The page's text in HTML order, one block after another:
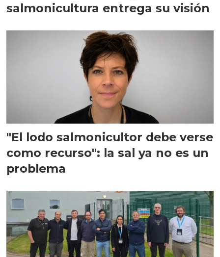
salmonicultura entrega su visión
"El lodo salmonicultor debe verse
como recurso": la sal ya no es un
problema